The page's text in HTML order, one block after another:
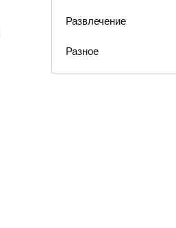
Развлечение
Разное